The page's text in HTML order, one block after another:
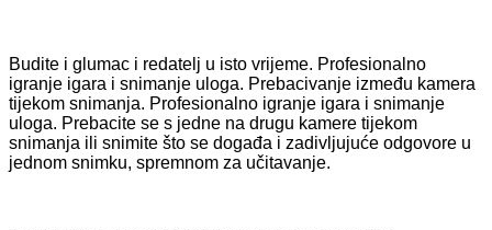
Budite i glumac i redatelj u isto vrijeme. Profesionalno
igranje igara i snimanje uloga. Prebacivanje između kamera
tijekom snimanja. Profesionalno igranje igara i snimanje
uloga. Prebacite se s jedne na drugu kamere tijekom
snimanja ili snimite što se događa i zadivljujuće odgovore u
jednom snimku, spremnom za učitavanje.